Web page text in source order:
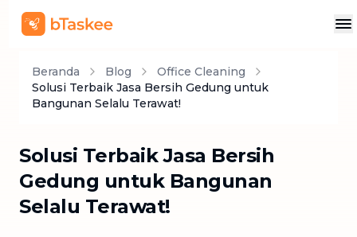
Beranda Blog
Office Cleaning
Solusi Terbaik Jasa Bersih Gedung untuk
Bangunan Selalu Terawat!
Solusi Terbaik Jasa Bersih
Gedung untuk Bangunan
Selalu Terawat!